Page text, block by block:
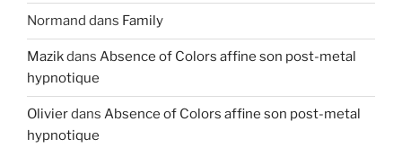
Normand dans Family
Mazikdans Absence of Colors affine son post-metal
hypnotique
Olivierdans Absence of Colors affine son post-metal
hypnotique